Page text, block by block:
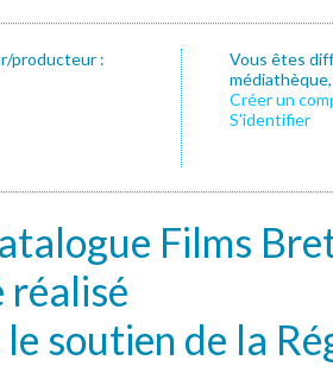
producteur :
Vous êtes
Créer un
S’identifier
Films
réalisé
le soutien de la